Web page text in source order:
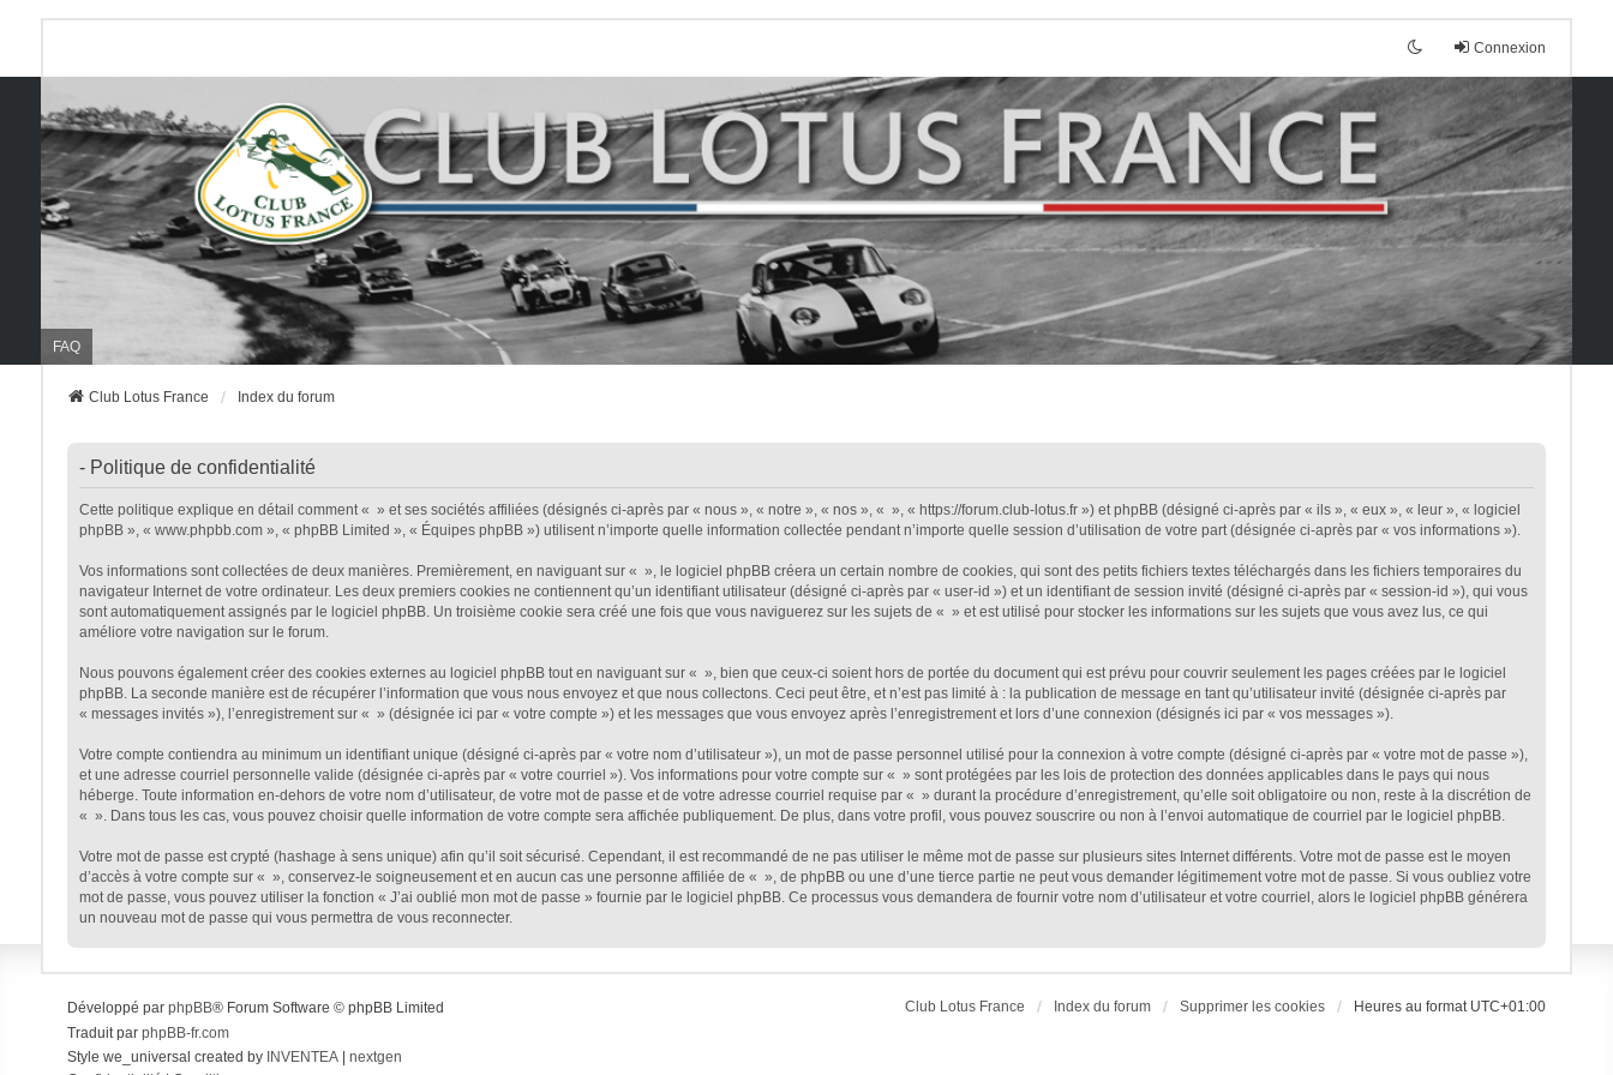
Connexion
FAQ
Club Lotus France Index du forum
- Politique de confidentialité
Cette politique explique en détail comment « » et ses sociétés affiliées (désignés ci-après par « nous », « notre », « nos », « », « https://forum.club-lotus.fr ») et phpBB (désigné ci-après par « ils », « eux », « leur », « logiciel
phpBB », « www.phpbb.com », « phpBB Limited », « Équipes phpBB ») utilisent n’importe quelle information collectée pendant n’importe quelle session d’utilisation de votre part (désignée ci-après par « vos informations »).
Vos informations sont collectées de deux manières. Premièrement, en naviguant sur « », le logiciel phpBB créera un certain nombre de cookies, qui sont des petits fichiers textes téléchargés dans les fichiers temporaires du
navigateur Internet de votre ordinateur. Les deux premiers cookies ne contiennent qu’un identifiant utilisateur (désigné ci-après par « user-id ») et un identifiant de session invité (désigné ci-après par « session-id »), qui vous
sont automatiquement assignés par le logiciel phpBB. Un troisième cookie sera créé une fois que vous naviguerez sur les sujets de « » et est utilisé pour stocker les informations sur les sujets que vous avez lus, ce qui
améliore votre navigation sur le forum.
Nous pouvons également créer des cookies externes au logiciel phpBB tout en naviguant sur « », bien que ceux-ci soient hors de portée du document qui est prévu pour couvrir seulement les pages créées par le logiciel
phpBB. La seconde manière est de récupérer l’information que vous nous envoyez et que nous collectons. Ceci peut être, et n’est pas limité à : la publication de message en tant qu’utilisateur invité (désignée ci-après par
« messages invités »), l’enregistrement sur « » (désignée ici par « votre compte ») et les messages que vous envoyez après l’enregistrement et lors d’une connexion (désignés ici par « vos messages »).
Votre compte contiendra au minimum un identifiant unique (désigné ci-après par « votre nom d’utilisateur »), un mot de passe personnel utilisé pour la connexion à votre compte (désigné ci-après par « votre mot de passe »),
et une adresse courriel personnelle valide (désignée ci-après par « votre courriel »). Vos informations pour votre compte sur « » sont protégées par les lois de protection des données applicables dans le pays qui nous
héberge. Toute information en-dehors de votre nom d’utilisateur, de votre mot de passe et de votre adresse courriel requise par « » durant la procédure d’enregistrement, qu’elle soit obligatoire ou non, reste à la discrétion de
« ». Dans tous les cas, vous pouvez choisir quelle information de votre compte sera affichée publiquement. De plus, dans votre profil, vous pouvez souscrire ou non à l’envoi automatique de courriel par le logiciel phpBB.
Votre mot de passe est crypté (hashage à sens unique) afin qu’il soit sécurisé. Cependant, il est recommandé de ne pas utiliser le même mot de passe sur plusieurs sites Internet différents. Votre mot de passe est le moyen
d’accès à votre compte sur « », conservez-le soigneusement et en aucun cas une personne affiliée de « », de phpBB ou une d’une tierce partie ne peut vous demander légitimement votre mot de passe. Si vous oubliez votre
mot de passe, vous pouvez utiliser la fonction « J’ai oublié mon mot de passe » fournie par le logiciel phpBB. Ce processus vous demandera de fournir votre nom d’utilisateur et votre courriel, alors le logiciel phpBB générera
un nouveau mot de passe qui vous permettra de vous reconnecter.
Club Lotus France Index du forum Supprimer les cookies Heures au format UTC+01:00
Développé par phpBB® Forum Software © phpBB Limited
Traduit par phpBB-fr.com
Style we_universal created by INVENTEA| nextgen